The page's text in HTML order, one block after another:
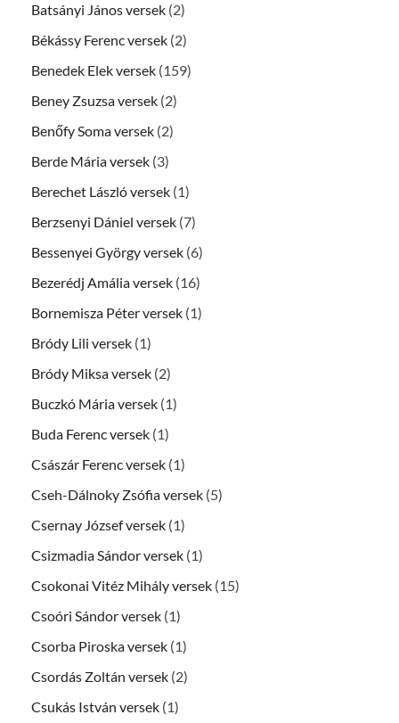
Batsányi János versek (2)
Békássy Ferenc versek (2)
Benedek Elek versek (159)
Beney Zsuzsa versek (2)
Benőfy Soma versek (2)
Berde Mária versek (3)
Berechet László versek (1)
Berzsenyi Dániel versek (7)
Bessenyei György versek (6)
Bezerédj Amália versek (16)
Bornemisza Péter versek (1)
Bródy Lili versek (1)
Bródy Miksa versek (2)
Buczkó Mária versek (1)
Buda Ferenc versek (1)
Császár Ferenc versek (1)
Cseh-Dálnoky Zsófia versek (5)
Csernay József versek (1)
Csizmadia Sándor versek (1)
Csokonai Vitéz Mihály versek (15)
Csoóri Sándor versek (1)
Csorba Piroska versek (1)
Csordás Zoltán versek (2)
Csukás István versek (1)